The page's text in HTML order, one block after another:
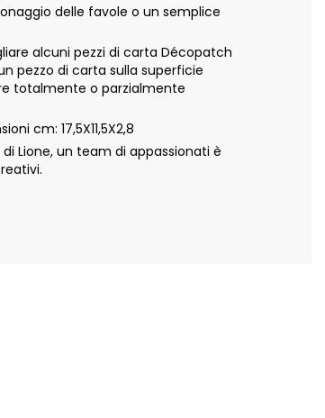
delle favole o un semplice
alcuni pezzi di carta Décopatch
pezzo di carta sulla superficie
totalmente o parzialmente
cm: 17,5X11,5X2,8
Lione, un team di appassionati è